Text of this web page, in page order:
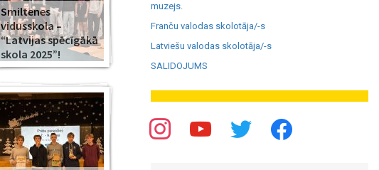
Smiltenes
vidusskola –
“Latvijas spēcīgākā
skola 2025”!
muzejs.
Franču valodas skolotāja/-s
Latviešu valodas skolotāja/-s
SALIDOJUMS